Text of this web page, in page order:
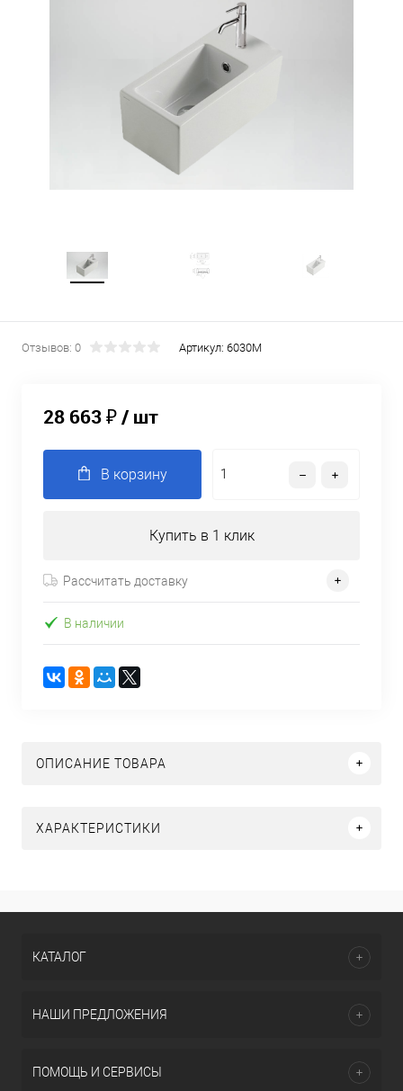
Отзывов: 0 Артикул: 6030M
28 663 ₽/ шт
В корзину
Купить в 1 клик
Рассчитать доставку
В наличии
ОПИСАНИЕ ТОВАРА
ХАРАКТЕРИСТИКИ
КАТАЛОГ
НАШИ ПРЕДЛОЖЕНИЯ
ПОМОЩЬ И СЕРВИСЫ